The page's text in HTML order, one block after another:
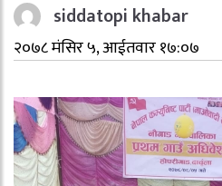
siddatopi khabar
२०७८ मंसिर ५, आईतवार १७:०७